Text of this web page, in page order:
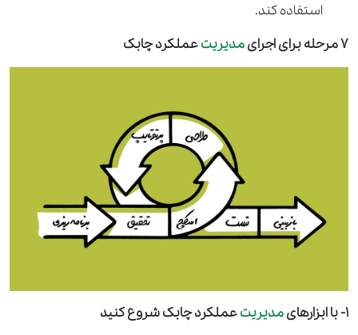
استفاده کند.
7 مرحله برای اجرای
مدیریتعملکرد چابک
1- با ابزارهای مدیریتعملکرد چابک شروع کنید